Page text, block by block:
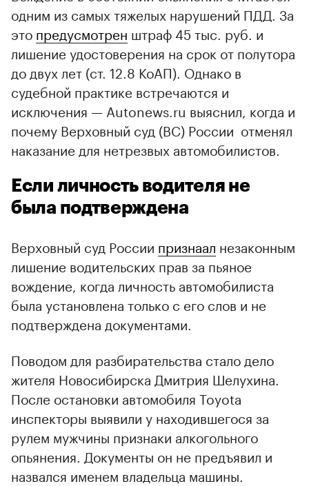
одним из самых тяжелых нарушений ПДД. За
это предусмотрен штраф 45 тыс. руб. и
лишение удостоверения на срок от полутора
до двух лет (ст. 12.8 КоАП). Однако в
судебной практике встречаются и
исключения — Autonews.ru выяснил, когда и
почему Верховный суд (ВС) России отменял
наказание для нетрезвых автомобилистов.
Если личность водителя не
была подтверждена
00:00 / 00:00
Верховный суд России признаал незаконным
лишение водительских прав за пьяное
вождение, когда личность автомобилиста
была установлена только с его слов и не
подтверждена документами.
Поводом для разбирательства стало дело
жителя Новосибирска Дмитрия Шелухина.
После остановки автомобиля Toyota
инспекторы выявили у находившегося за
рулем мужчины признаки алкогольного
опьянения. Документы он не предъявил и
назвался именем владельца машины.